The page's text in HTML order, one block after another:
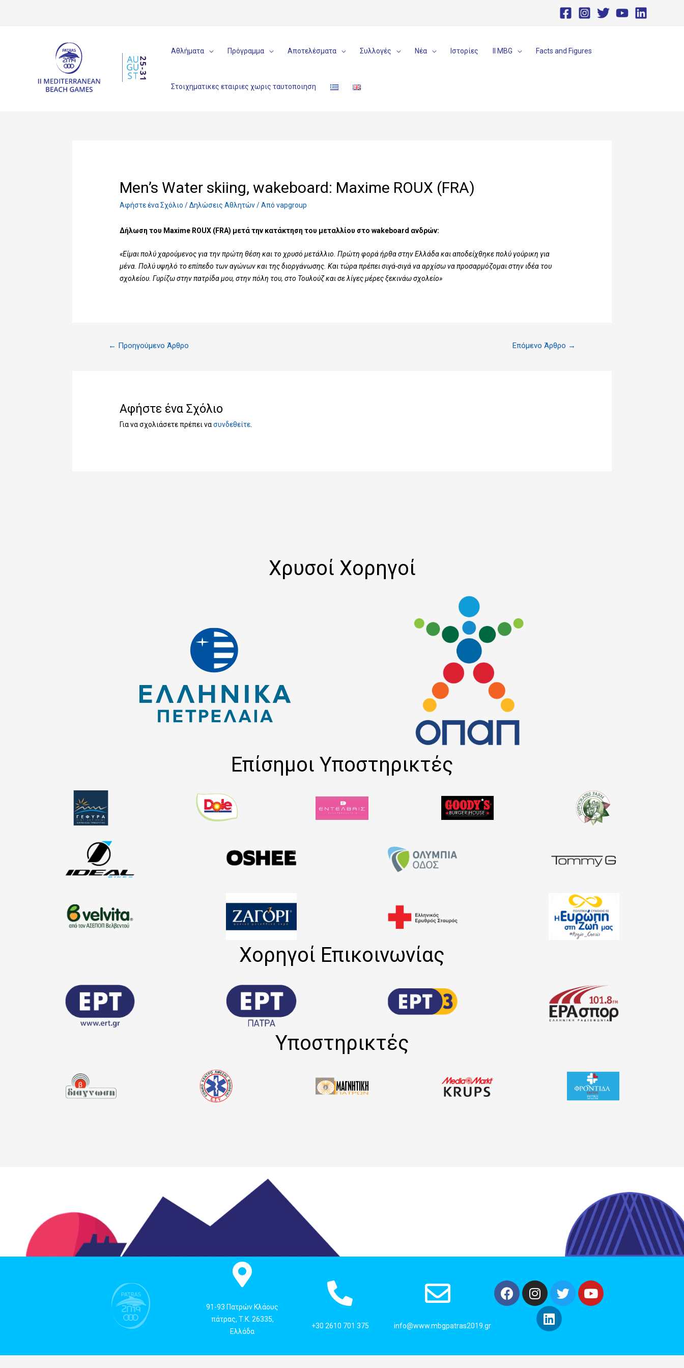
Αθλήματα Πρόγραμμα Αποτελέσματα Συλλογές Νέα Ιστορίες II MBG Facts and Figures
Στοιχηματικες εταιριες χωρις ταυτοποιηση
Men’s Water skiing, wakeboard: Maxime ROUX (FRA)
Αφήστε ένα Σχόλιο /Δηλώσεις Αθλητών/ Απόvapgroup
Δήλωση του Maxime ROUX (FRA) μετά την κατάκτηση του μεταλλίου στο wakeboard ανδρών:
«Είμαι πολύ χαρούμενος για την πρώτη θέση και το χρυσό μετάλλιο. Πρώτη φορά ήρθα στην Ελλάδα και αποδείχθηκε πολύ γούρικη για
μένα. Πολύ υψηλό το επίπεδο των αγώνων και της διοργάνωσης. Και τώρα πρέπει σιγά-σιγά να αρχίσω να προσαρμόζομαι στην ιδέα του
σχολείου. Γυρίζω στην πατρίδα μου, στην πόλη του, στο Τουλούζ και σε λίγες μέρες ξεκινάω σχολείο»
← Προηγούμενο Άρθρο Επόμενο Άρθρο →
Αφήστε ένα Σχόλιο
Για να σχολιάσετε πρέπει νασυνδεθείτε
Χρυσοί Χορηγοί
Επίσημοι Υποστηρικτές
Χορηγοί Επικοινωνίας
Υποστηρικτές
91-93 Πατρών Κλάους
πάτρας, Τ.Κ. 26335,
Ελλάδα
+30 2610 701 375 info@www.mbgpatras2019.gr